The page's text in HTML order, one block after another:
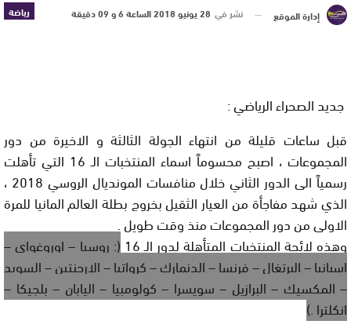
رياضة إدارة الموقع نشر في 28 يونيو 2018 الساعة 6 و 09 دقيقة
جديد الصحراء الرياضي :
قبل ساعات قليلة من انتهاء الجولة الثالثة و الاخيرة من دور
المجموعات ، اصبح محسوماً اسماء المنتخبات الـ 16 التي تأهلت
رسمياً الى الدور الثاني خلال منافسات المونديال الروسي 2018 ،
الذي شهد مفاجأة من العيار الثقيل بخروج بطلة العالم المانيا للمرة
الاولى من دور المجموعات منذ وقت طويل .
وهذه لائحة المنتخبات المتأهلة لدور الـ 16
(: روسيا – اوروغواي –
اسبانيا – البرتغال – فرنسا – الدنمارك – كرواتيا – الارجنتين – السويد
– المكسيك – البرازيل – سويسرا – كولومبيا – اليابان – بلجيكا –
انكلترا .)